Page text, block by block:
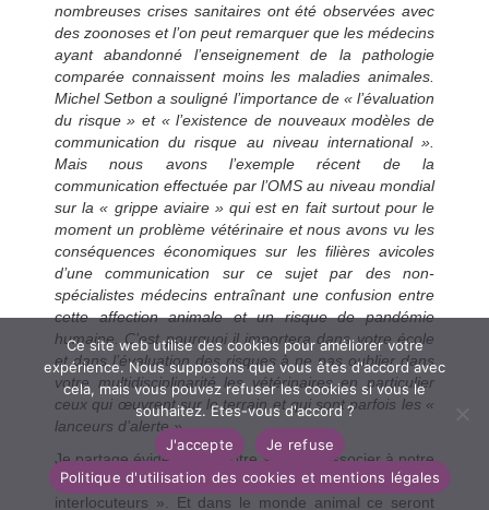
nombreuses crises sanitaires ont été observées avec
des zoonoses et l’on peut remarquer que les médecins
ayant abandonné l’enseignement de la pathologie
comparée connaissent moins les maladies animales.
Michel Setbon a souligné l’importance de « l’évaluation
du risque » et « l’existence de nouveaux modèles de
communication du risque au niveau international ».
Mais nous avons l’exemple récent de la
communication effectuée par l’OMS au niveau mondial
sur la « grippe aviaire » qui est en fait surtout pour le
moment un problème vétérinaire et nous avons vu les
conséquences économiques sur les filières avicoles
d’une communication sur ce sujet par des non-
spécialistes médecins entraînant une confusion entre
cette affection animale et un risque de pandémie
humaine. C’est pourquoi il importera dans votre école
et dans l’évaluation des risques à ne pas oublier dans
votre multidisciplinarité les vétérinaires en particulier
ceux qui œuvrent sur le terrain et qui sont parfois les «
lanceurs d’alerte ».
Je partage évidemment votre soucis d’associer à notre
projet ceux que vous désignez comme les « bons
interlocuteurs ». Et dans le monde animal ce seront
Ce site web utilise des cookies pour améliorer votre
expérience. Nous supposons que vous êtes d'accord avec
cela, mais vous pouvez refuser les cookies si vous le
souhaitez. Etes-vous d'accord ?
J'accepte
Je refuse
Politique d'utilisation des cookies et mentions légales